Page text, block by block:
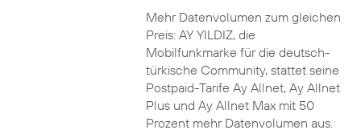
Mehr Datenvolumen zum gleichen
Preis: AY YILDIZ, die
Mobilfunkmarke für die deutsch-
türkische Community, stattet seine
Postpaid-Tarife Ay Allnet, Ay Allnet
Plus und Ay Allnet Max mit 50
Prozent mehr Datenvolumen aus.